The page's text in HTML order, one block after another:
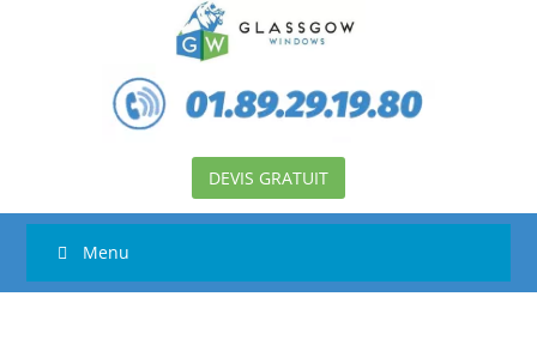
DEVIS GRATUIT
Menu